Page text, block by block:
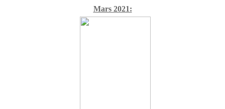
Mars 2021: